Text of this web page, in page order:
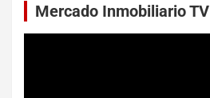
Mercado Inmobiliario TV